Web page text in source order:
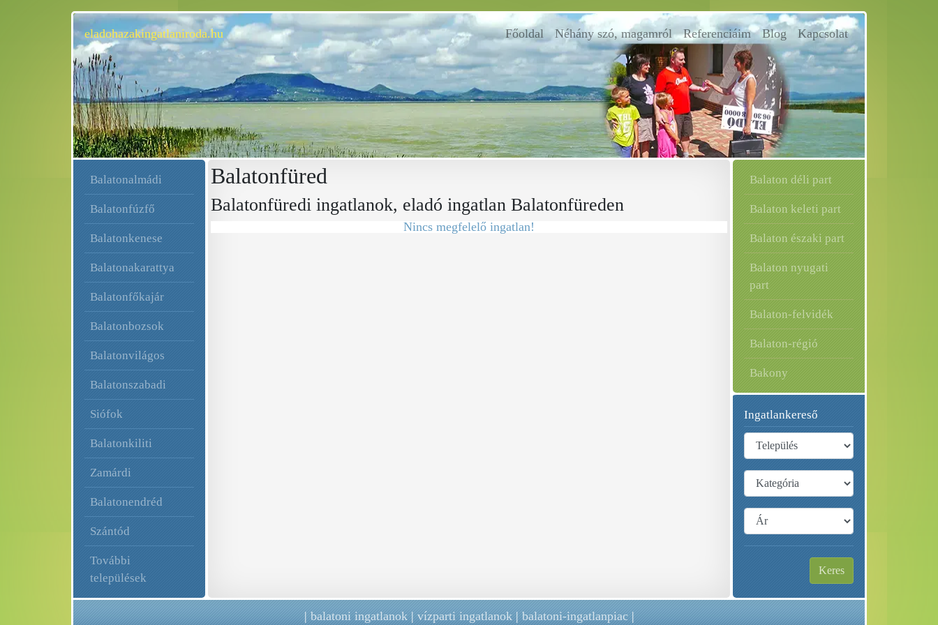
eladohazakingatlaniroda.hu Főoldal (current)
Néhány szó, magamról Referenciáim Blog Kapcsolat
Balatonalmádi
Balatonfúzfő
Balatonkenese
Balatonakarattya
Balatonfőkajár
Balatonbozsok
Balatonvilágos
Balatonszabadi
Siófok
Balatonkiliti
Zamárdi
Balatonendréd
Szántód
További
települések
Balaton déli part
Balaton keleti part
Balaton északi part
Balaton nyugati
part
Balaton-felvidék
Balaton-régió
Bakony
Ingatlankereső
Keres
Balatonfüred
Balatonfüredi ingatlanok, eladó ingatlan Balatonfüreden
Nincs megfelelő ingatlan!
|balatoni ingatlanok|vízparti ingatlanok|balatoni-ingatlanpiac|